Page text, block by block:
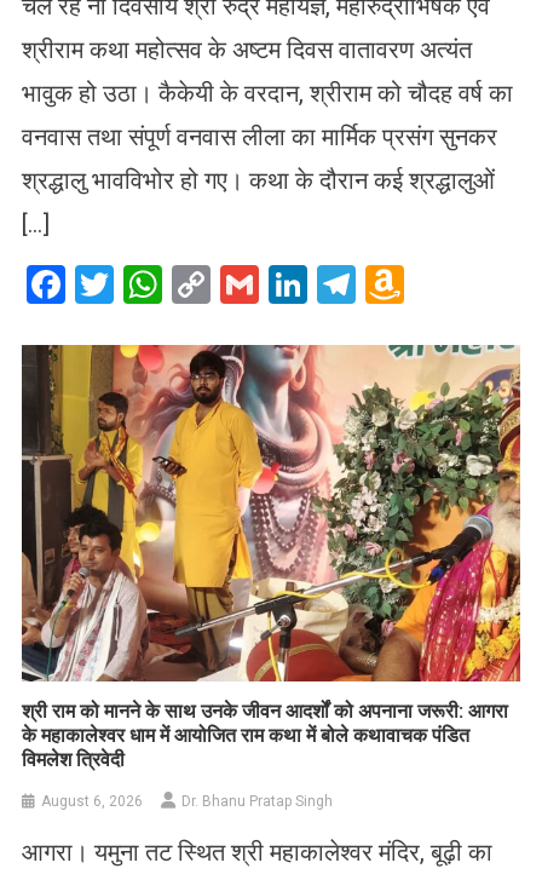
चल रहे नौ दिवसीय श्री रुद्र महायज्ञ, महारुद्राभिषेक एवं
श्रीराम कथा महोत्सव के अष्टम दिवस वातावरण अत्यंत
भावुक हो उठा। कैकेयी के वरदान, श्रीराम को चौदह वर्ष का
वनवास तथा संपूर्ण वनवास लीला का मार्मिक प्रसंग सुनकर
श्रद्धालु भावविभोर हो गए। कथा के दौरान कई श्रद्धालुओं
[…]
Facebook
Twitter
WhatsApp
CopyGmailLinkedIn
Telegram
List
​श्री राम को मानने के साथ उनके जीवन आदर्शों को अपनाना जरूरी: आगरा
के महाकालेश्वर धाम में आयोजित राम कथा में बोले कथावाचक पंडित
विमलेश त्रिवेदी
August 6, 2026 Dr. Bhanu Pratap Singh
आगरा। यमुना तट स्थित श्री महाकालेश्वर मंदिर, बूढ़ी का